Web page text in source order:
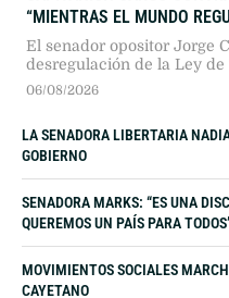
CAPITANICH CARGÓ
“MIENTRAS EL MUNDO
DESREGULAMOS”
El senador opositor Jorge
desregulación de la Ley de
energía por sobre el
LA SENADORA LIBERTARIA
SENADORA MARKS: “ES UNA
MOVIMIENTOS SOCIALES